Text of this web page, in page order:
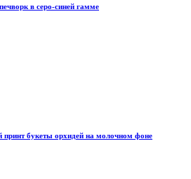
в серо-синей гамме
принт букеты орхидей на молочном фоне